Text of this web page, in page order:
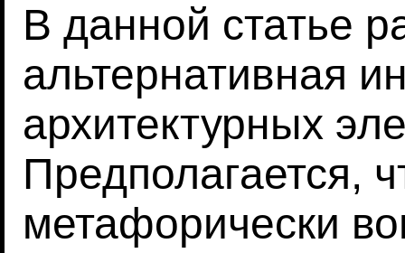
В данной статье
альтернативная
архитектурных
Предполагается,
метафорически